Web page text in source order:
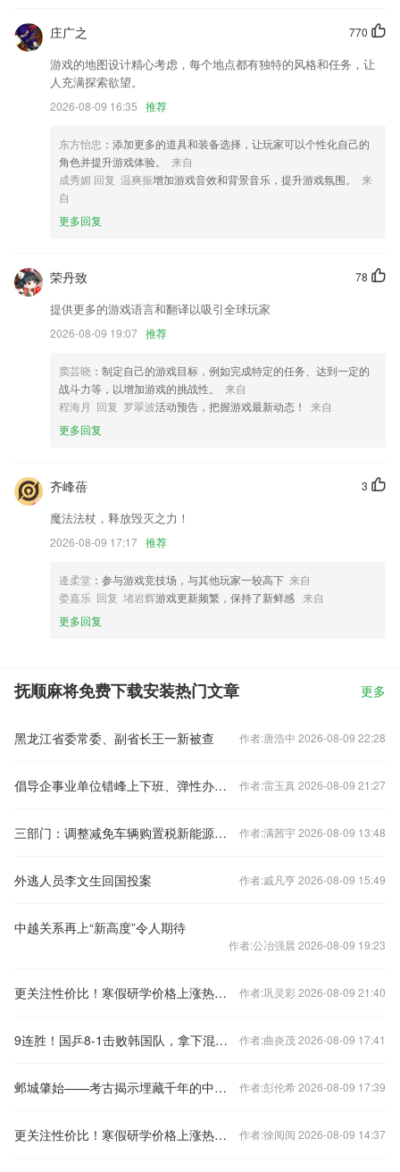
抚顺麻将免费下载安装更新了什么?
修复部分部分点击问题
APP首页优化;
【美团餐饮系统 管家APP】
标签打印界面调整，添加边框和极速编辑
问答板块增加厂端工程师，回答更专业；
联系我们
行优化修改。
770
庄广之
游戏的地图设计精心考虑，每个地点都有独特的风格和任务，让
人充满探索欲望。
2026-08-09 16:35 推荐
东方怡忠 ：添加更多的道具和装备选择，让玩家可以个性化自己的
角色并提升游戏体验。
来自
成秀媚 回复 温爽振增加游戏音效和背景音乐，提升游戏氛围。
来
自
更多回复
78
荣丹致
提供更多的游戏语言和翻译以吸引全球玩家
2026-08-09 19:07 推荐
窦芸晓 ：制定自己的游戏目标，例如完成特定的任务、达到一定的
战斗力等，以增加游戏的挑战性。
来自
程海月 回复 罗翠波活动预告，把握游戏最新动态！
来自
更多回复
3
齐峰蓓
魔法法杖，释放毁灭之力！
2026-08-09 17:17 推荐
逄柔堂 ：参与游戏竞技场，与其他玩家一较高下 来自
娄嘉乐 回复 堵岩辉游戏更新频繁，保持了新鲜感 来自
更多回复
抚顺麻将免费下载安装热门文章 更多
黑龙江省委常委、副省长王一新被查 作者:唐浩中 2026-08-09 22:28
倡导企事业单位错峰上下班、弹性办公！北京发布七条响应措施 作者:雷玉真 2026-08-09 21:27
三部门：调整减免车辆购置税新能源汽车产品技术要求 作者:满茜宇 2026-08-09 13:48
外逃人员李文生回国投案 作者:戚凡亨 2026-08-09 15:49
中越关系再上“新高度”令人期待
作者:公冶强晨 2026-08-09 19:23
更关注性价比！寒假研学价格上涨热度下降 作者:巩灵彩 2026-08-09 21:40
9连胜！国乒8-1击败韩国队，拿下混合团体世界杯冠军 作者:曲炎茂 2026-08-09 17:41
邺城肇始——考古揭示埋藏千年的中国都城秘密 作者:彭伦希 2026-08-09 17:39
更关注性价比！寒假研学价格上涨热度下降 作者:徐阅阅 2026-08-09 14:37